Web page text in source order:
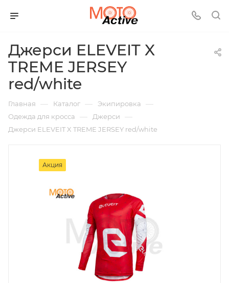
Джерси ELEVEIT X
TREME JERSEY
red/white
Главная — Каталог — Экипировка —
Одежда для кросса — Джерси —
Джерси ELEVEIT X TREME JERSEY red/white
Акция